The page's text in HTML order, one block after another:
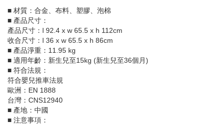
■ 材質：合金、布料、塑膠、泡棉
■ 產品尺寸：
產品尺寸：l 92.4 x w 65.5 x h 112cm
收合尺寸：l 36 x w 65.5 x h 86cm
■ 產品淨重：11.95 kg
■ 適用年齡：新生兒至15kg (新生兒至36個月)
■ 符合法規：
符合嬰兒推車法規
歐洲：EN 1888
台灣：CNS12940
■ 產地：中國
■ 注意事項：